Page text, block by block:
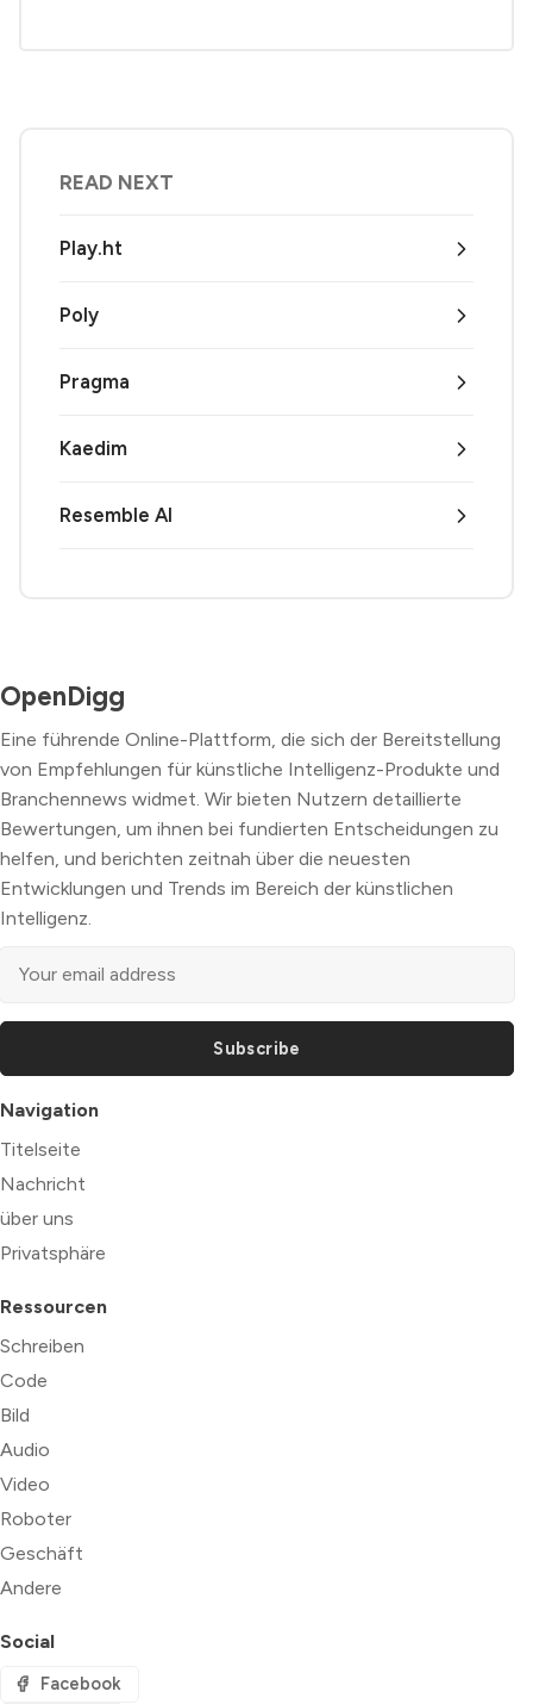
READ NEXT
Play.ht
Poly
Pragma
Kaedim
Resemble AI
OpenDigg
Eine führende Online-Plattform, die sich der Bereitstellung
von Empfehlungen für künstliche Intelligenz-Produkte und
Branchennews widmet. Wir bieten Nutzern detaillierte
Bewertungen, um ihnen bei fundierten Entscheidungen zu
helfen, und berichten zeitnah über die neuesten
Entwicklungen und Trends im Bereich der künstlichen
Intelligenz.
Subscribe
Navigation
Titelseite
Nachricht
über uns
Privatsphäre
Ressourcen
Schreiben
Code
Bild
Audio
Video
Roboter
Geschäft
Andere
Social
Facebook